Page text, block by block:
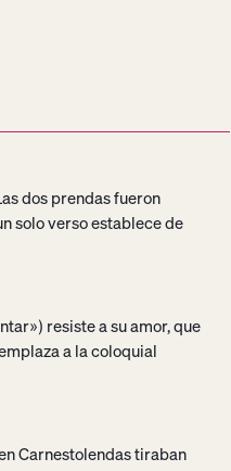
dos prendas fueron
solo verso establece de
resiste a su amor, que
a la coloquial
Carnestolendas tiraban